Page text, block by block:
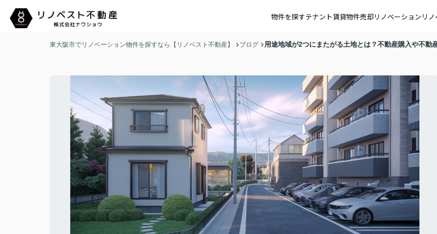
物件を探すテナント賃貸物件売却リノベーション リ
東大阪市でリノベーション物件を探すなら【リノベスト不動産】 ブログ 用途地域が2つにまたがる土地とは？不動産購入や不動